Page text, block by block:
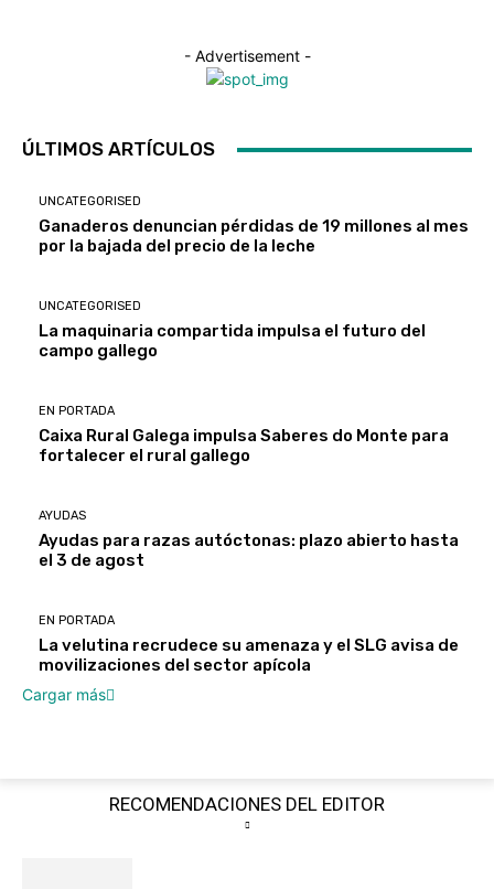
- Advertisement -
ÚLTIMOS ARTÍCULOS
UNCATEGORISED
Ganaderos denuncian pérdidas de 19 millones al mes
por la bajada del precio de la leche
UNCATEGORISED
La maquinaria compartida impulsa el futuro del
campo gallego
EN PORTADA
Caixa Rural Galega impulsa Saberes do Monte para
fortalecer el rural gallego
AYUDAS
Ayudas para razas autóctonas: plazo abierto hasta
el 3 de agost
EN PORTADA
La velutina recrudece su amenaza y el SLG avisa de
movilizaciones del sector apícola
Cargar más
RECOMENDACIONES DEL EDITOR